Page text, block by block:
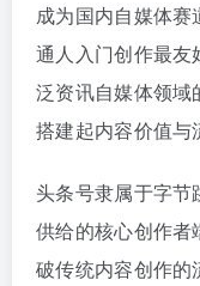
成为国内自媒体
通人入门创作最友
泛资讯自媒体领
搭建起内容价值与
头条号隶属于字
供给的核心创作
破传统内容创作的